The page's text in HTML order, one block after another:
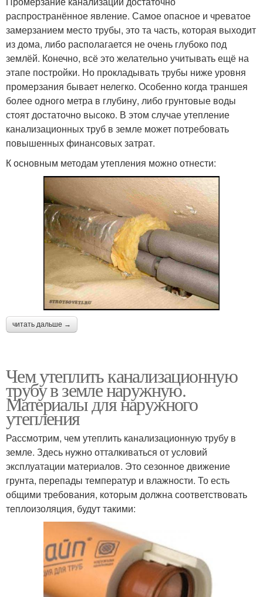
распространённое явление. Самое опасное и чреватое
замерзанием место трубы, это та часть, которая выходит
из дома, либо располагается не очень глубоко под
землёй. Конечно, всё это желательно учитывать ещё на
этапе постройки. Но прокладывать трубы ниже уровня
промерзания бывает нелегко. Особенно когда траншея
более одного метра в глубину, либо грунтовые воды
стоят достаточно высоко. В этом случае утепление
канализационных труб в земле может потребовать
повышенных финансовых затрат.
К основным методам утепления можно отнести:
читать дальше →
Чем утеплить канализационную
трубу в земле наружную.
Материалы для наружного
утепления
Рассмотрим, чем утеплить канализационную трубу в
земле. Здесь нужно отталкиваться от условий
эксплуатации материалов. Это сезонное движение
грунта, перепады температур и влажности. То есть
общими требования, которым должна соответствовать
теплоизоляция, будут такими: